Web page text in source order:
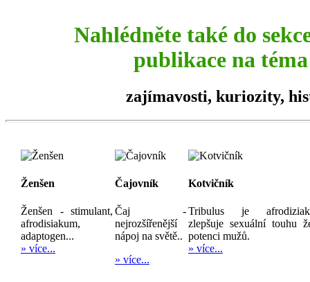
Nahlédněte také do
publikace na
zajímavosti, kuriozity,
Ženšen
Ženšen - stimulant,
afrodisiakum,
adaptogen...
» více...
Čajovník
Čaj -
nejrozšířenější
nápoj na světě..
» více...
Kotvičník
Tribulus je
zlepšuje sexuální touhu
potenci mužů.
» více...